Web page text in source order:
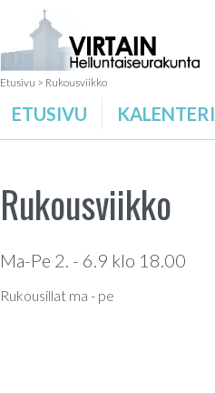
Etusivu > Rukousviikko
ETUSIVU KALENTERI
Rukousviikko
Ma-Pe 2. - 6.9 klo 18.00
Rukousillat ma - pe